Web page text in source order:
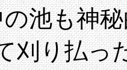
池も神
刈り払っ